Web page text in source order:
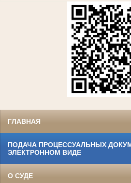
ГЛАВНАЯ
ПОДАЧА ПРОЦЕССУАЛЬНЫХ
ЭЛЕКТРОННОМ ВИДЕ
О СУДЕ